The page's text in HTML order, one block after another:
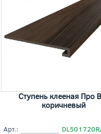
Ступень клееная Про
коричневый
Арт.: